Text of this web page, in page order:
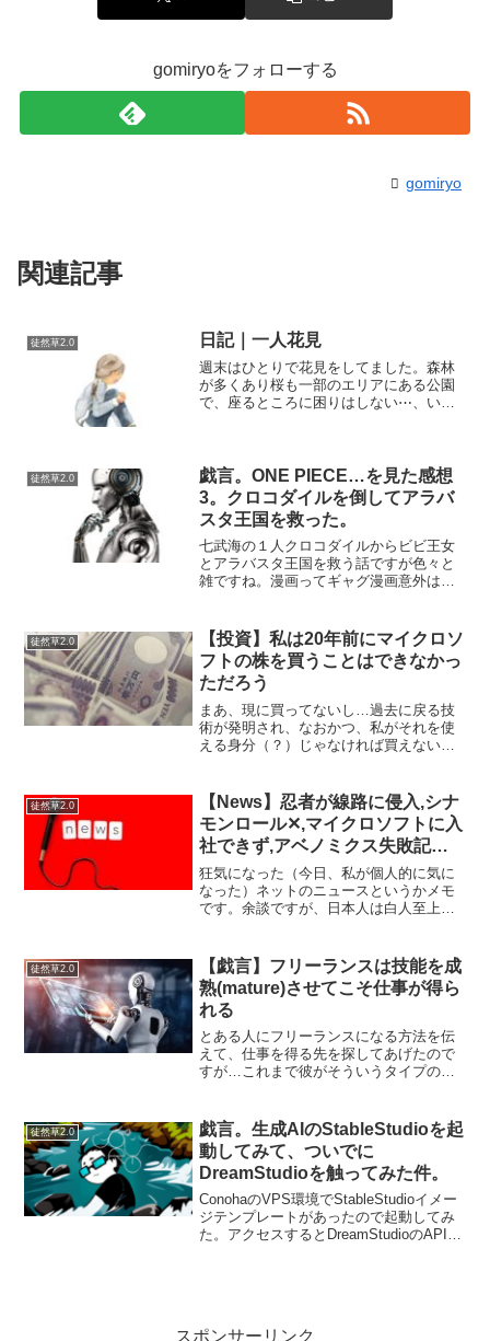
gomiryoをフォローする
gomiryo
関連記事
徒然草2.0 日記｜一人花見
週末はひとりで花見をしてました。森林
が多くあり桜も一部のエリアにある公園
で、座るところに困りはしない⋯、いつ
古の抗議船にのせられて転...
徒然草2.0
戯言。ONE PIECE…を見た感想
3。クロコダイルを倒してアラバ
スタ王国を救った。
七武海の１人クロコダイルからビビ王女
とアラバスタ王国を救う話ですが色々と
雑ですね。漫画ってギャグ漫画意外は緻
眺めています。例えば…１．クロコダイ
ルはルフィを牢屋に閉じ込...
徒然草2.0
【投資】私は20年前にマイクロソ
フトの株を買うことはできなかっ
ただろう
まあ、現に買ってないし…過去に戻る技
術が発明され、なおかつ、私がそれを使
える身分（？）じゃなければ買えない。
って…windos98やWindowMeはひどかっ
た。XPも...
徒然草2.0
【News】忍者が線路に侵入,シナ
モンロール✕,マイクロソフトに入
社できず,アベノミクス失敗記念
日,広末涼子W不倫でベストマザー
賞が危ぶまれる（他）
狂気になった（今日、私が個人的に気に
なった）ネットのニュースというかメモ
です。余談ですが、日本人は白人至上主
にするためオレオを食べないといけない
そうです。というわけで、...
徒然草2.0
【戯言】フリーランスは技能を成
熟(mature)させてこそ仕事が得ら
れる
とある人にフリーランスになる方法を伝
えて、仕事を得る先を探してあげたので
すが…これまで彼がそういうタイプの人
ことを言いました…「最初は失敗すると
思いますが、精一杯がんば...
徒然草2.0
戯言。生成AIのStableStudioを起
動してみて、ついでに
DreamStudioを触ってみた件。
ConohaのVPS環境でStableStudioイメー
ジテンプレートがあったので起動してみ
た。アクセスするとDreamStudioのAPIを
スポンサーリンク